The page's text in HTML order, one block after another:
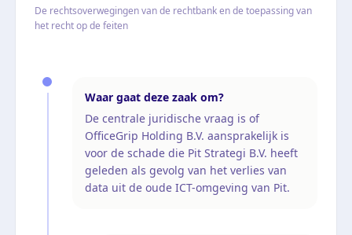
De rechtsoverwegingen van de rechtbank en de toepassing van
het recht op de feiten
Waar gaat deze zaak om?
De centrale juridische vraag is of
OfficeGrip Holding B.V. aansprakelijk is
voor de schade die Pit Strategi B.V. heeft
geleden als gevolg van het verlies van
data uit de oude ICT-omgeving van Pit.